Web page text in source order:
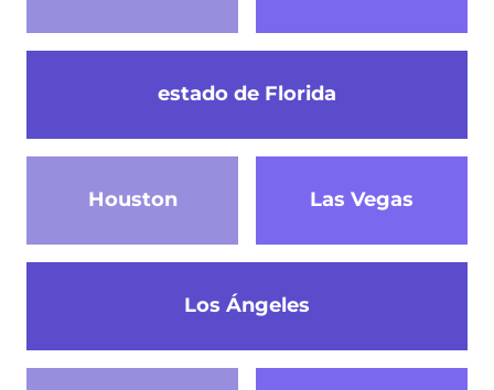
estado de Florida
Houston Las Vegas
Los Ángeles